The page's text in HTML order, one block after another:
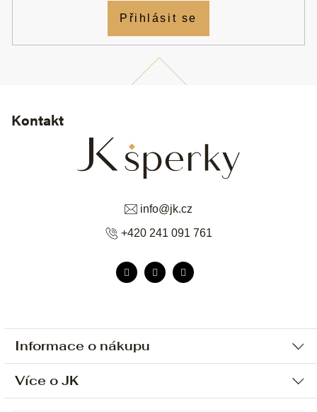
Informace o nákupu
Ochrana osobních údajů
Více o JK
Kontakt
info@jk.cz
+420 241 091 761
Přihlásit se